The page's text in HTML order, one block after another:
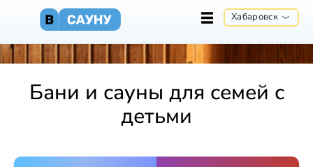
Хабаровск
Бани и сауны для семей с
детьми